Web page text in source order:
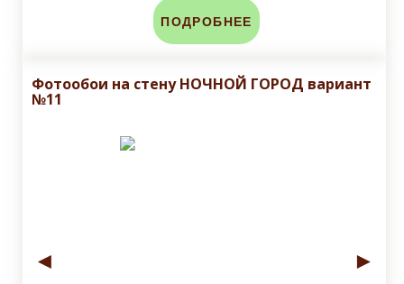
ПОДРОБНЕЕ
Фотообои на стену НОЧНОЙ ГОРОД вариант
№11
◄ ►